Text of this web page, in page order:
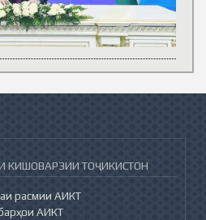
КИШОВАРЗИИ ТОҶИКИСТОН
расмии АИКТ
АИКТ